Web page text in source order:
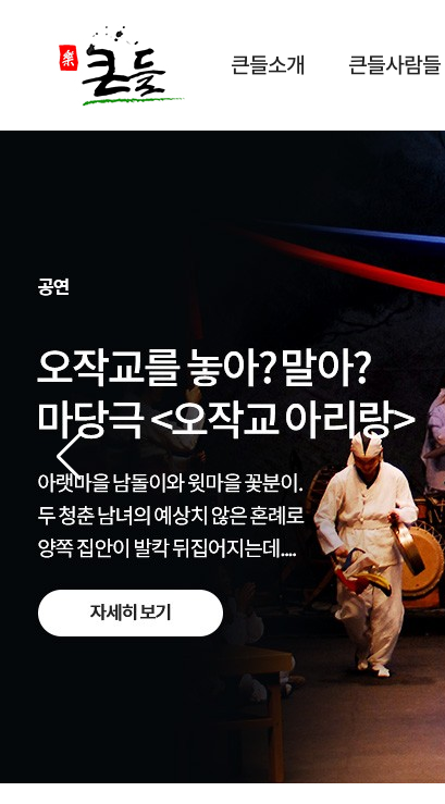
큰들소개 큰들사람들